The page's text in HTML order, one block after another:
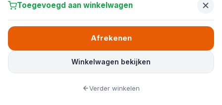
Toegevoegd aan winkelwagen
Winkelwagen bekijken
Afrekenen
Verder winkelen